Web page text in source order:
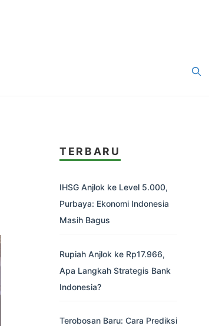
TERBARU
IHSG Anjlok ke Level 5.000,
Purbaya: Ekonomi Indonesia
Masih Bagus
Rupiah Anjlok ke Rp17.966,
Apa Langkah Strategis Bank
Indonesia?
Terobosan Baru: Cara Prediksi